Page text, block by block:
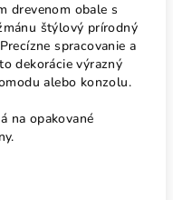
drevenom obale s
štýlový prírodný
spracovanie a
dekorácie výrazný
alebo konzolu.
na opakované